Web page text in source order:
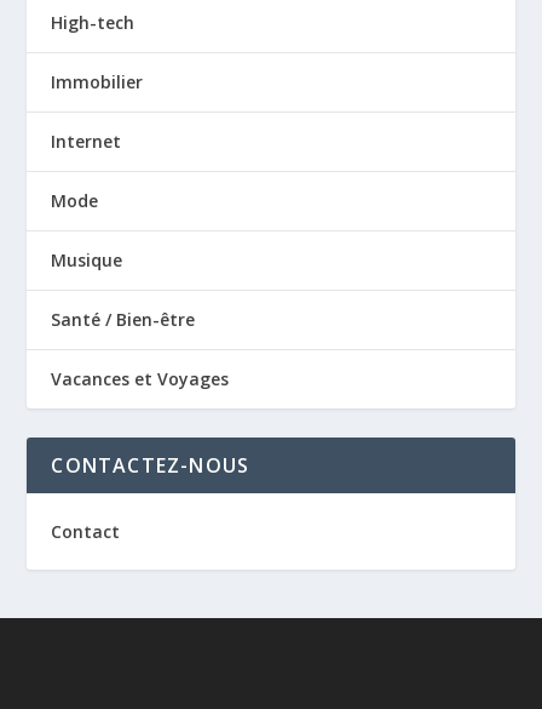
High-tech
Immobilier
Internet
Mode
Musique
Santé / Bien-être
Vacances et Voyages
CONTACTEZ-NOUS
Contact